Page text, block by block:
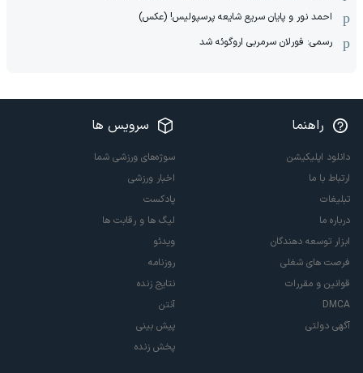
احمد نور و پایان سریع شایعه پرسپولیس! (عکس)
رسمی: فورلان سرمربی اروگوئه شد
راهنما
دانلود اپلیکیشن
ارتباط با ما
تبلیغات
درباره ما
ابزار توسعه دهندگان
فرصت های شغلی
قوانین و مقررات
DMCA
آگهی دولتی
سرویس ها
سوژه‌های ورزشی شما
اخبار ورزشی
پادکست
لیگ ها و رقابت ها
ویدئو
روزنامه
نتایج زنده
آنتن
پیش بینی
پخش زنده